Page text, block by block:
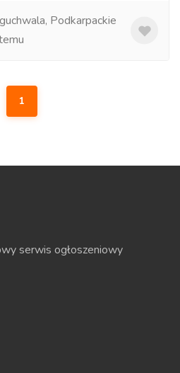
Podkarpackie
1
serwis ogłoszeniowy